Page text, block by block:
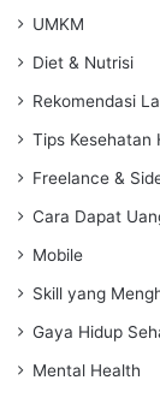
UMKM
Diet & Nutrisi
Rekomendasi
Tips Kesehatan
Freelance &
Cara Dapat
Mobile
Skill yang
Gaya Hidup
Mental Health